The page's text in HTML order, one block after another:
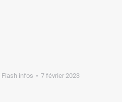
Flash infos 7 février 2023